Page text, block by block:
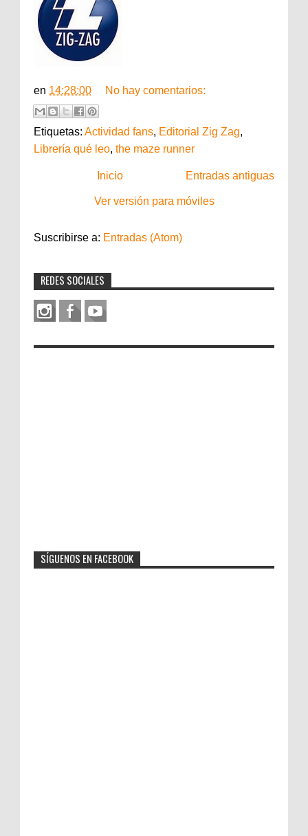
en 14:28:00 No hay comentarios:
Etiquetas: Actividad fans, Editorial Zig Zag,
Librería qué leo, the maze runner
Entradas antiguas
Inicio
Ver versión para móviles
Suscribirse a: Entradas (Atom)
REDES SOCIALES
SÍGUENOS EN FACEBOOK